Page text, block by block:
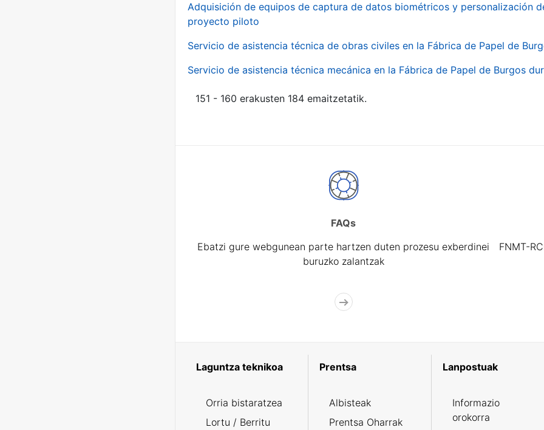
Adquisición de equipos de captura de datos biométricos y personalización
proyecto piloto
Servicio de asistencia técnica de obras civiles en la Fábrica de Papel de
Servicio de asistencia técnica mecánica en la Fábrica de Papel de Burgos
151 - 160 erakusten 184 emaitzetatik.
FAQs
Ebatzi gure webgunean parte hartzen duten prozesu exberdinei
buruzko zalantzak
FNMT-
Laguntza teknikoa
Orria bistaratzea
Lortu / Berritu
Prentsa
Albisteak
Prentsa Oharrak
Lanpostuak
Informazio
orokorra